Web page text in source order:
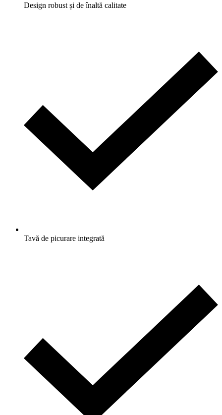
Design robust și de înaltă calitate
Tavă de picurare integrată